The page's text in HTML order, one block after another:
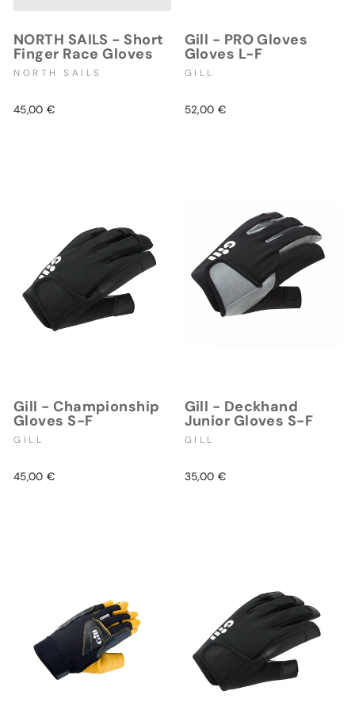
NORTH SAILS - Short
Finger Race Gloves
NORTH SAILS
45,00 €
Gill - PRO Gloves
Gloves L-F
GILL
52,00 €
Gill - Championship
Gloves S-F
GILL
45,00 €
Gill - Deckhand
Junior Gloves S-F
GILL
35,00 €